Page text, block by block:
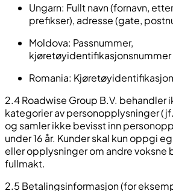
Ungarn: Fullt navn (fornavn,
prefikser), adresse (gate,
Moldova: Passnummer,
kjøretøyidentifikasjonsnummer
Romania:
2.4 Roadwise Group B.V. behandler
kategorier av personopplysninger
og samler ikke bevisst inn
under 16 år. Kunder skal kun oppgi
eller opplysninger om andre voksne
fullmakt.
2.5 Betalingsinformasjon (for